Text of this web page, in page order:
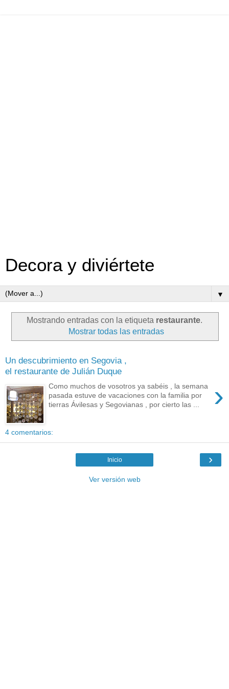
Decora y diviértete
▼
Mostrando entradas con la etiqueta restaurante.
Mostrar todas las entradas
Un descubrimiento en Segovia ,
el restaurante de Julián Duque
›
Como muchos de vosotros ya sabéis , la semana
pasada estuve de vacaciones con la familia por
tierras Ávilesas y Segovianas , por cierto las ...
4 comentarios:
›
Inicio
Ver versión web